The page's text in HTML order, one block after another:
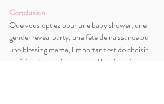
Conclusion :
Que vous optiez pour une baby shower, une
gender reveal party, une fête de naissance ou
une blessing mama, l'important est de choisir
la célébration qui correspond le mieux à vos